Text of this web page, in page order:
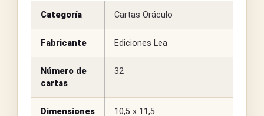
Categoría Cartas Oráculo
Fabricante Ediciones Lea
Número de
cartas
32
Dimensiones 10,5 x 11,5